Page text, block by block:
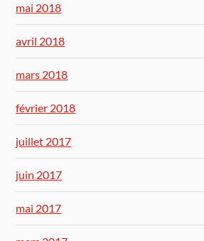
mai 2018
avril 2018
mars 2018
février 2018
juillet 2017
juin 2017
mai 2017